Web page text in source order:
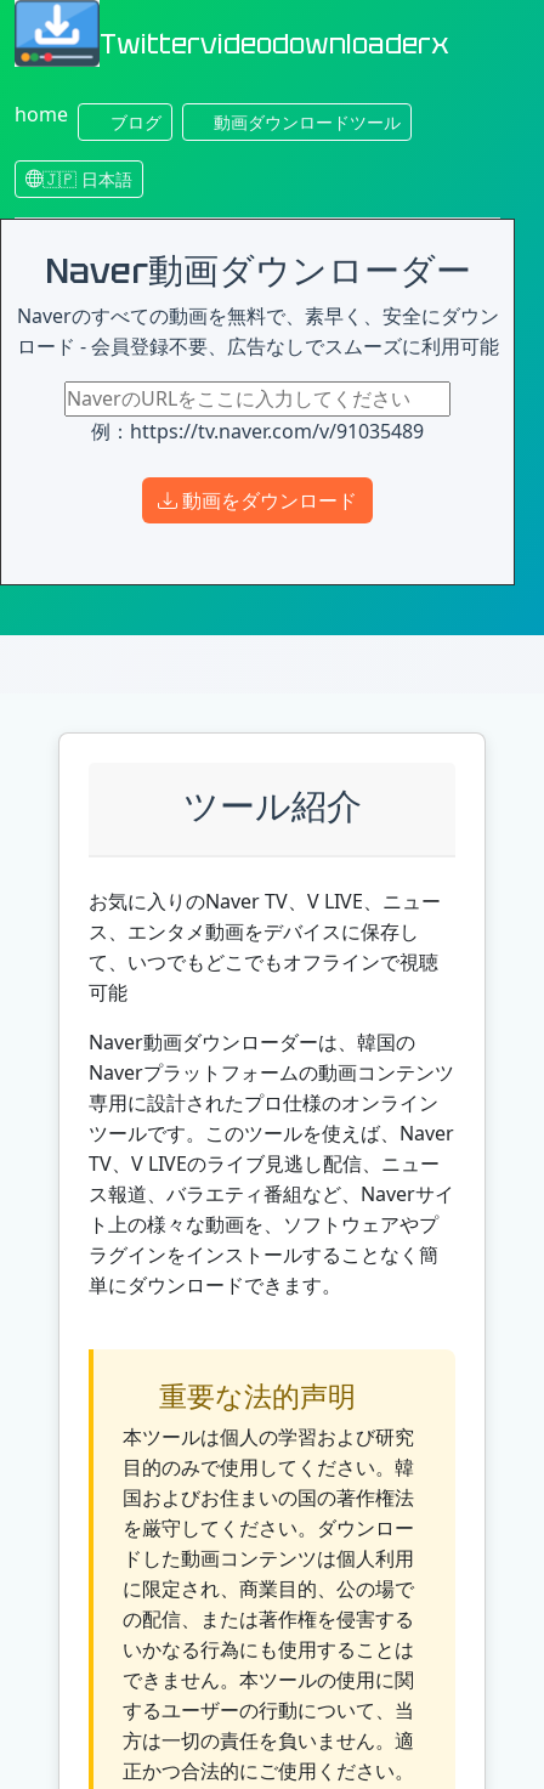
Twittervideodownloaderx
home ブログ 動画ダウンロードツール
🇯🇵 日本語
Naver動画ダウンローダー
Naverのすべての動画を無料で、素早く、安全にダウン
ロード - 会員登録不要、広告なしでスムーズに利用可能
例：https://tv.naver.com/v/91035489
動画をダウンロード
ツール紹介
お気に入りのNaver TV、V LIVE、ニュー
ス、エンタメ動画をデバイスに保存し
て、いつでもどこでもオフラインで視聴
可能
Naver動画ダウンローダーは、韓国の
Naverプラットフォームの動画コンテンツ
専用に設計されたプロ仕様のオンライン
ツールです。このツールを使えば、Naver
TV、V LIVEのライブ見逃し配信、ニュー
ス報道、バラエティ番組など、Naverサイ
ト上の様々な動画を、ソフトウェアやプ
ラグインをインストールすることなく簡
単にダウンロードできます。
重要な法的声明
本ツールは個人の学習および研究
目的のみで使用してください。韓
国およびお住まいの国の著作権法
を厳守してください。ダウンロー
ドした動画コンテンツは個人利用
に限定され、商業目的、公の場で
の配信、または著作権を侵害する
いかなる行為にも使用することは
できません。本ツールの使用に関
するユーザーの行動について、当
方は一切の責任を負いません。適
正かつ合法的にご使用ください。